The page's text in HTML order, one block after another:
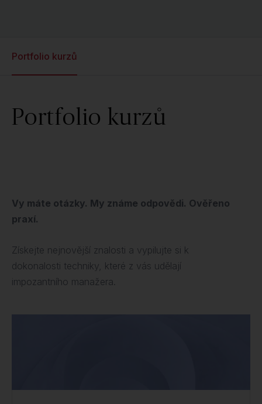
Portfolio kurzů
Portfolio kurzů
Vy máte otázky. My známe odpovědi. Ověřeno
praxí.
Získejte nejnovější znalosti a vypilujte si k
dokonalosti techniky, které z vás udělají
impozantního manažera.